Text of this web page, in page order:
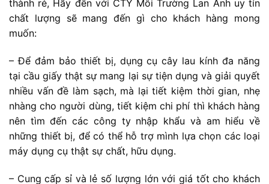
thành rẻ, Hãy đến với CTY Môi Trường Lan Anh uy tín
chất lượng sẽ mang đến gì cho khách hàng mong
muốn:
– Để đảm bảo thiết bị, dụng cụ cây lau kính đa năng
tại cầu giấy thật sự mang lại sự tiện dụng và giải quyết
nhiều vấn đề làm sạch, mà lại tiết kiệm thời gian, nhẹ
nhàng cho người dùng, tiết kiệm chi phí thì khách hàng
nên tìm đến các công ty nhập khẩu và am hiểu về
những thiết bị, để có thể hỗ trợ mình lựa chọn các loại
máy dụng cụ thật sự chất, hữu dụng.
– Cung cấp sỉ và lẻ số lượng lớn với giá tốt cho khách